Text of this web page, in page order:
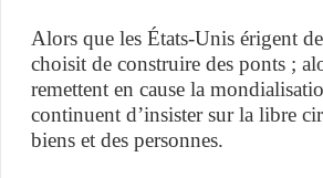
Alors que les États-Unis érigent
choisit de construire des ponts ;
remettent en cause la
continuent d’insister sur la libre
biens et des personnes.